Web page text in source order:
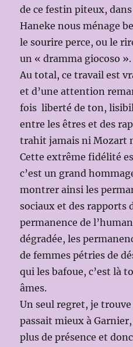
de ce festin piteux,
Haneke nous ménage
le sourire perce, ou le
un « dramma giocoso ».
Au total, ce travail est
et d’une attention
fois liberté de ton,
entre les êtres et des
trahit jamais ni Mozart
Cette extrême fidélité
c’est un grand
montrer ainsi les
sociaux et des rapports
permanence de
dégradée, les
de femmes pétries de
qui les bafoue, c’est là
âmes.
Un seul regret, je
passait mieux à
plus de présence et